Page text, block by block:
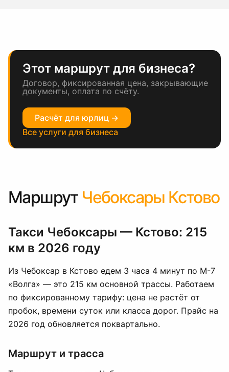
Этот маршрут для бизнеса?
Договор, фиксированная цена, закрывающие
документы, оплата по счёту.
Расчёт для юрлиц →
Все услуги для бизнеса
Маршрут Чебоксары Кстово
Такси Чебоксары — Кстово: 215
км в 2026 году
Из Чебоксар в Кстово едем 3 часа 4 минут по М-7
«Волга» — это 215 км основной трассы. Работаем
по фиксированному тарифу: цена не растёт от
пробок, времени суток или класса дорог. Прайс на
2026 год обновляется поквартально.
Маршрут и трасса